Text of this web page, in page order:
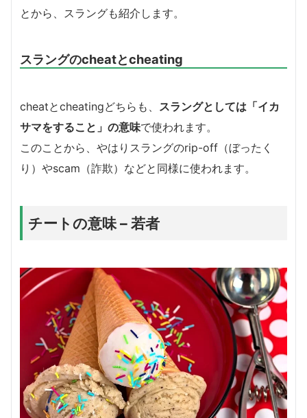
とから、スラングも紹介します。
スラングのcheatとcheating
cheatとcheatingどちらも、 スラングとしては「イカ
サマをすること」の意味で使われます。
このことから、やはりスラングのrip-off（ぼったく
り）やscam（詐欺）などと同様に使われます。
チートの意味 – 若者